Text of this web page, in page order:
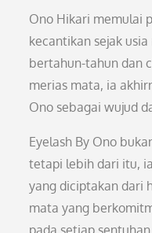
Ono Hikari memulai
kecantikan sejak
bertahun-tahun dan
merias mata, ia
Ono sebagai wujud
Eyelash By Ono
tetapi lebih dari itu,
yang diciptakan dari
mata yang
pada setiap